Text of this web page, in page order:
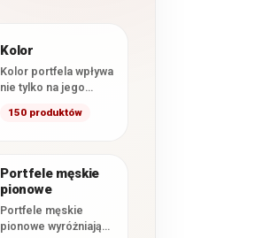
Kolor
Kolor portfela wpływa
nie tylko na jego
to, jak będzie
150 produktów
Portfele męskie
pionowe
Portfele męskie
pionowe wyróżniają